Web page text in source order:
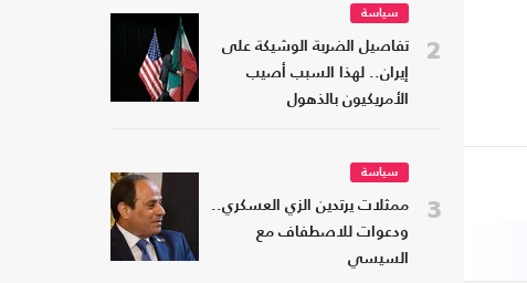
2
سياسة
تفاصيل الضربة الوشيكة على
إيران.. لهذا السبب أصيب
الأمريكيون بالذهول
3
سياسة
ممثلات يرتدين الزي العسكري..
ودعوات للاصطفاف مع
السيسي